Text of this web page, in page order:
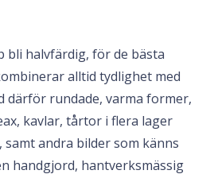
bli halvfärdig, för de bästa
alltid tydlighet med
därför rundade, varma former,
kavlar, tårtor i flera lager
andra bilder som känns
handgjord, hantverksmässig